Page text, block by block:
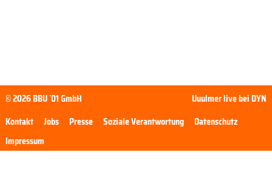
© 2026 BBU ´01 GmbH
Uuulmer live bei DYN
Kontakt
Jobs Presse Soziale Verantwortung
Datenschutz
Impressum